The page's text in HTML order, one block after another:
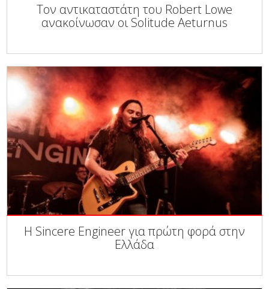
Τον αντικαταστάτη του Robert Lowe
ανακοίνωσαν οι Solitude Aeturnus
Η Sincere Engineer για πρώτη φορά στην
Ελλάδα